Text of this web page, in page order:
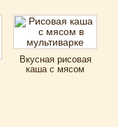
Вкусная рисовая
каша с мясом